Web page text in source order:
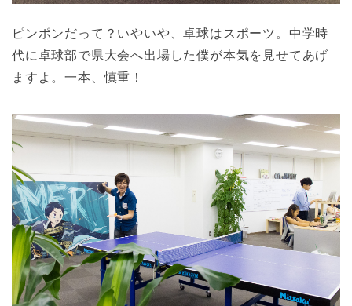
ピンポンだって？いやいや、卓球はスポーツ。中学時
代に卓球部で県大会へ出場した僕が本気を見せてあげ
ますよ。一本、慎重！